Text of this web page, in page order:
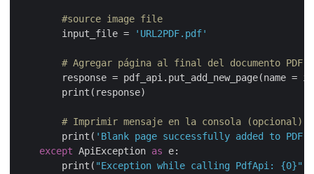
#source image file
        input_file =
'URL2PDF.pdf'
# Agregar página al final del documento PDF
response = pdf_api.put_add_new_page(name =
        print(response)
# Imprimir mensaje en la consola (opcional)
        print(
'Blank page successfully added to PDF
except ApiException as e:
        print(
"Exception while calling PdfApi: {0}"